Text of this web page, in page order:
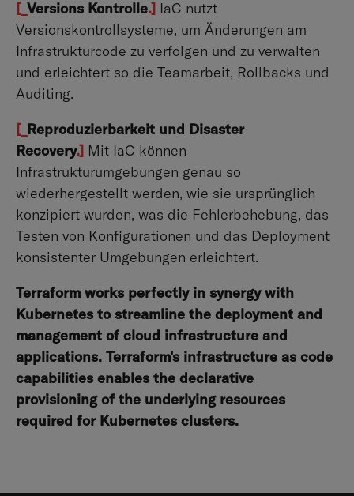
[_ Versions Kontrolle.] IaC nutzt
Versionskontrollsysteme, um Änderungen am
Infrastrukturcode zu verfolgen und zu verwalten
und erleichtert so die Teamarbeit, Rollbacks und
Auditing.
[_ Reproduzierbarkeit und Disaster
Recovery.] Mit IaC können
Infrastrukturumgebungen genau so
wiederhergestellt werden, wie sie ursprünglich
konzipiert wurden, was die Fehlerbehebung, das
Testen von Konfigurationen und das Deployment
konsistenter Umgebungen erleichtert.
Terraform works perfectly in synergy with
Kubernetes to streamline the deployment and
management of cloud infrastructure and
applications. Terraform's infrastructure as code
capabilities enables the declarative
provisioning of the underlying resources
required for Kubernetes clusters.